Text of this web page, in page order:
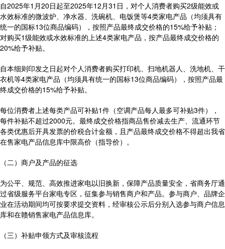
自2025年1月20日起至2025年12月31日，对个人消费者购买2级能效或
水效标准的微波炉、净水器、洗碗机、电饭煲等4类家电产品（均须具有
统一的国标13位商品编码），按照产品最终成交价格的15%给予补贴；
对购买1级能效或水效标准的上述4类家电产品，按产品最终成交价格的
20%给予补贴。
自本细则印发之日起对个人消费者购买打印机、扫地机器人、洗地机、干
衣机等4类家电产品（均须具有统一的国标13位商品编码），按照产品最
终成交价格的15%给予补贴。
每位消费者上述每类产品可补贴1件（空调产品每人最多可补贴3件），
每件补贴不超过2000元。最终成交价格指商品售价减去生产、流通环节
各类优惠后开具发票的价税合计金额，且产品最终成交价格不得超出我省
在售家电产品信息库中限高价（指导价）。
（二）商户及产品的征选
为公平、规范、高效推进家电以旧换新，保障产品质量安全，省商务厅通
过省级服务平台家电专区，征集参与销售商户和产品。参与商户、品牌企
业在活动期间均可按要求提交资料，经审核公示后分别入选参与商户信息
库和在赣销售家电产品信息库。
（三）补贴申领方式及审核流程